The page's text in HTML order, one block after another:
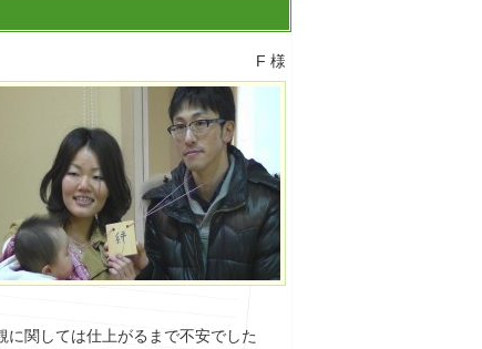
F 様
関しては仕上がるまで不安でした